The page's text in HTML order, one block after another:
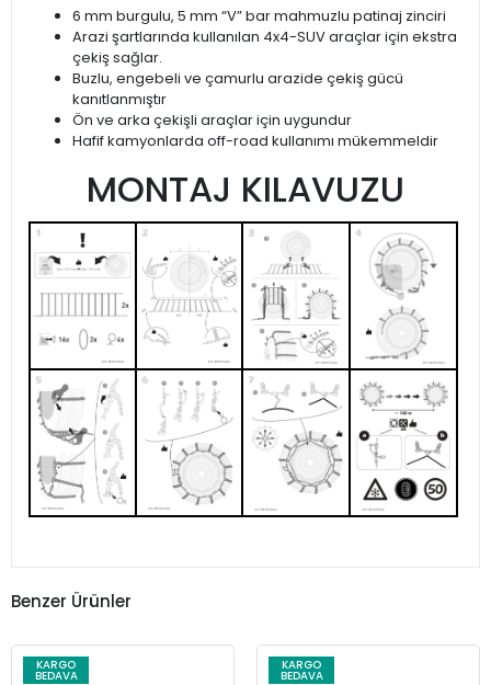
6 mm burgulu, 5 mm “V” bar mahmuzlu patinaj zinciri
Arazi şartlarında kullanılan 4x4-SUV araçlar için ekstra
çekiş sağlar.
Buzlu, engebeli ve çamurlu arazide çekiş gücü
kanıtlanmıştır
Ön ve arka çekişli araçlar için uygundur
Hafif kamyonlarda off-road kullanımı mükemmeldir
MONTAJ KILAVUZU
Benzer Ürünler
KARGO
BEDAVA
KARGO
BEDAVA